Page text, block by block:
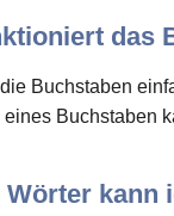
das
Buchstaben
eines Buchstaben
Wörter kann